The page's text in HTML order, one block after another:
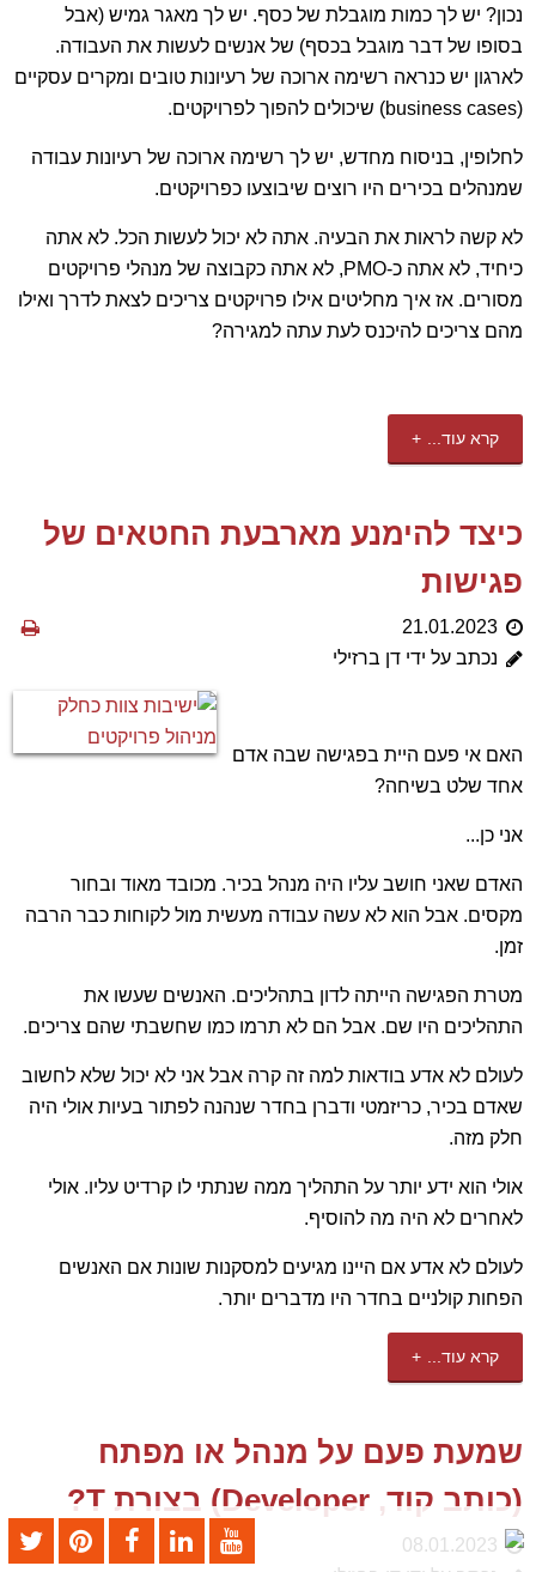
נכון? יש לך כמות מוגבלת של כסף. יש לך מאגר גמיש (אבל
בסופו של דבר מוגבל בכסף) של אנשים לעשות את העבודה.
לארגון יש כנראה רשימה ארוכה של רעיונות טובים ומקרים עסקיים
(business cases) שיכולים להפוך לפרויקטים.
לחלופין, בניסוח מחדש, יש לך רשימה ארוכה של רעיונות עבודה
שמנהלים בכירים היו רוצים שיבוצעו כפרויקטים.
לא קשה לראות את הבעיה. אתה לא יכול לעשות הכל. לא אתה
כיחיד, לא אתה כ-PMO, לא אתה כקבוצה של מנהלי פרויקטים
מסורים. אז איך מחליטים אילו פרויקטים צריכים לצאת לדרך ואילו
מהם צריכים להיכנס לעת עתה למגירה?
קרא עוד...
כיצד להימנע מארבעת החטאים של
פגישות
21.01.2023
נכתב על ידי דן ברזילי
האם אי פעם היית בפגישה שבה אדם
אחד שלט בשיחה?
אני כן...
האדם שאני חושב עליו היה מנהל בכיר. מכובד מאוד ובחור
מקסים. אבל הוא לא עשה עבודה מעשית מול לקוחות כבר הרבה
זמן.
מטרת הפגישה הייתה לדון בתהליכים. האנשים שעשו את
התהליכים היו שם. אבל הם לא תרמו כמו שחשבתי שהם צריכים.
לעולם לא אדע בודאות למה זה קרה אבל אני לא יכול שלא לחשוב
שאדם בכיר, כריזמטי ודברן בחדר שנהנה לפתור בעיות אולי היה
חלק מזה.
אולי הוא ידע יותר על התהליך ממה שנתתי לו קרדיט עליו. אולי
לאחרים לא היה מה להוסיף.
לעולם לא אדע אם היינו מגיעים למסקנות שונות אם האנשים
הפחות קולניים בחדר היו מדברים יותר.
קרא עוד...
שמעת פעם על מנהל או מפתח
(כותב קוד, Developer) בצורת T?
08.01.2023